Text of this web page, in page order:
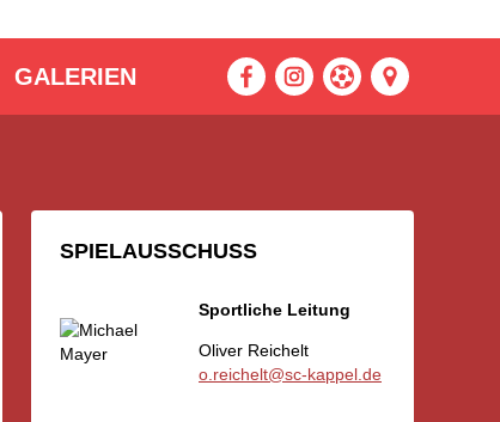
GALERIEN
SPIELAUSSCHUSS
Sportliche Leitung
Oliver Reichelt
o.reichelt@sc-kappel.de